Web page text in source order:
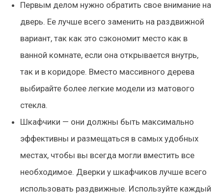
Первым делом нужно обратить свое внимание на
дверь. Ее лучше всего заменить на раздвижной
вариант, так как это сэкономит место как в
ванной комнате, если она открывается внутрь,
так и в коридоре. Вместо массивного дерева
выбирайте более легкие модели из матового
стекла.
Шкафчики — они должны быть максимально
эффективны и размещаться в самых удобных
местах, чтобы вы всегда могли вместить все
необходимое. Дверки у шкафчиков лучше всего
использовать раздвижные. Используйте каждый